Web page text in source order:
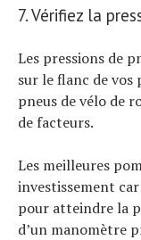
7. Vérifiez la
Les pressions de
sur le flanc de vos
pneus de vélo de
de facteurs.
Les meilleures
investissement
pour atteindre la
d’un manomètre